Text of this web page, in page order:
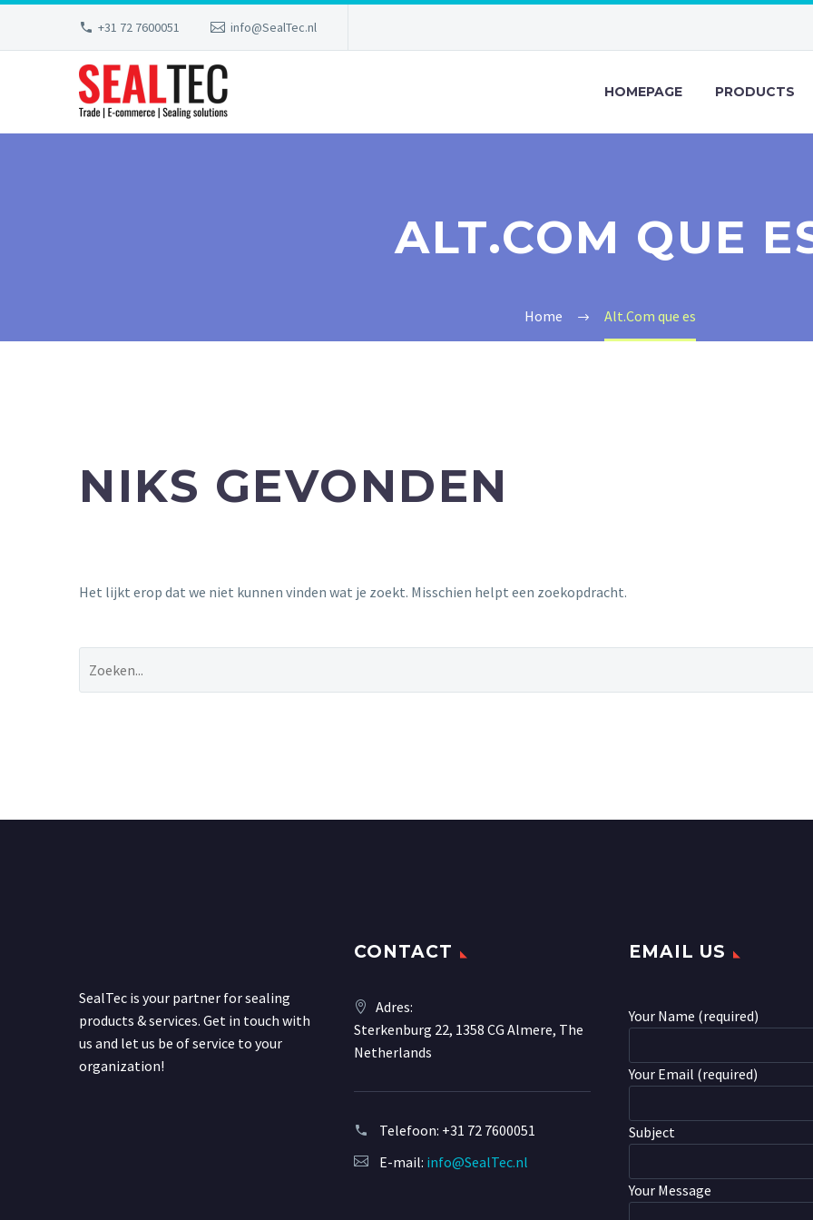
+31 72 7600051 info@SealTec.nl
HOMEPAGE PRODUCTS
ALT.COM QUE
Home Alt.Com que es
NIKS GEVONDEN
Het lijkt erop dat we niet kunnen vinden wat je zoekt. Misschien helpt een zoekopdracht.
SealTec is your partner for sealing
products & services. Get in touch with
us and let us be of service to your
organization!
CONTACT
Adres:
Sterkenburg 22, 1358 CG Almere, The
Netherlands
Telefoon: +31 72 7600051
E-mail: info@SealTec.nl
EMAIL US
Your Name (required)
Your Email (required)
Subject
Your Message